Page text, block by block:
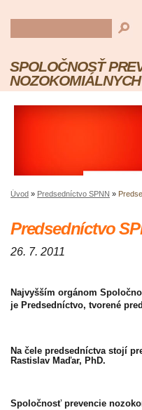
SPOLOČNOSŤ
Úvod » Predsedníctvo SPNN »
Predsedníctvo
26. 7. 2011
Najvyšším orgánom
je Predsedníctvo, tvorené
Na čele predsedníctva stojí
Rastislav Maďar, PhD.
Spoločnosť prevencie